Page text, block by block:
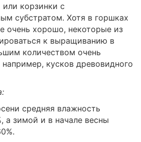
или корзинки с
субстратом. Хотя в горшках
очень хорошо, некоторые из
к выращиванию в
количеством очень
например, кусков древовидного
средняя влажность
а зимой и в начале весны